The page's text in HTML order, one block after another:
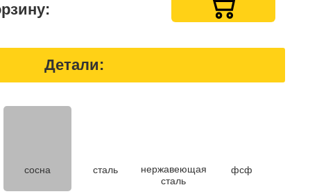
Детали:
сосна сталь
нержавеющая
сталь
фсф